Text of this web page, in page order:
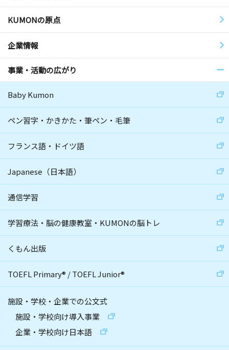
KUMONの原点
企業情報
事業・活動の広がり
Baby Kumon
ペン習字・かきかた・筆ペン・毛筆
フランス語・ドイツ語
Japanese（日本語）
通信学習
学習療法・脳の健康教室・KUMONの脳トレ
くもん出版
TOEFL Primary® /TOEFL Junior®
施設・学校・企業での公文式
施設・学校向け導入事業
企業・学校向け日本語